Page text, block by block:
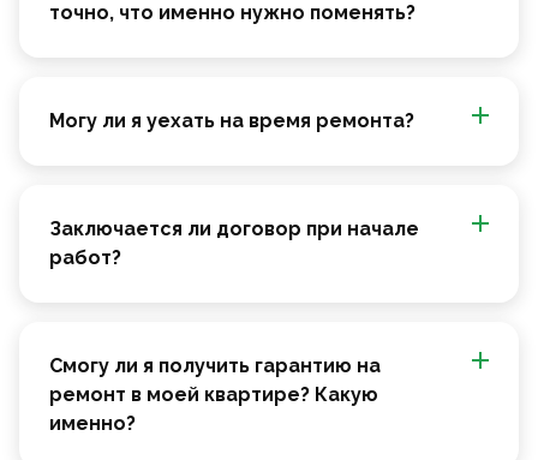
точно, что именно нужно поменять?
Могу ли я уехать на время ремонта?
Заключается ли договор при начале
работ?
Смогу ли я получить гарантию на
ремонт в моей квартире? Какую
именно?